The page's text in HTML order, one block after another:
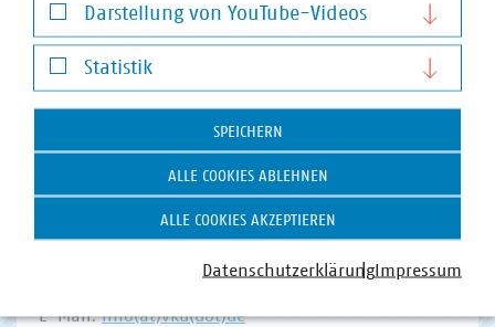
Hausanschrift und Kontakt
VKU-Hauptgeschäftsstelle
Invalidenstr. 91
10115 Berlin
E-Mail:info(at)vku(dot)de
Darstellung von YouTube-Videos
Darstellung von YouTube-Videos
Statistik
Statistik
SPEICHERN
ALLE COOKIES ABLEHNEN
ALLE COOKIES AKZEPTIEREN
DatenschutzerklärungImpressum